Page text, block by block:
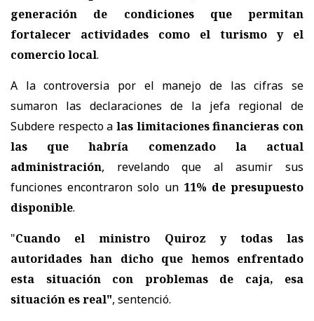
generación de condiciones que permitan
fortalecer actividades como el turismo y el
comercio local.
A la controversia por el manejo de las cifras se
sumaron las declaraciones de la jefa regional de
Subdere respecto a las limitaciones financieras con
las que habría comenzado la actual
administración, revelando que al asumir sus
funciones encontraron solo un 11% de presupuesto
disponible.
"Cuando el ministro Quiroz y todas las
autoridades han dicho que hemos enfrentado
esta situación con problemas de caja, esa
situación es real", sentenció.